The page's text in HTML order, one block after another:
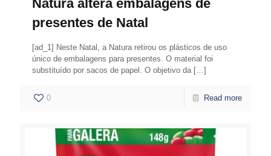
Natura altera embalagens de
presentes de Natal
[ad_1] Neste Natal, a Natura retirou os plásticos de uso
único de embalagens para presentes. O material foi
substituído por sacos de papel. O objetivo da […]
0 Read more